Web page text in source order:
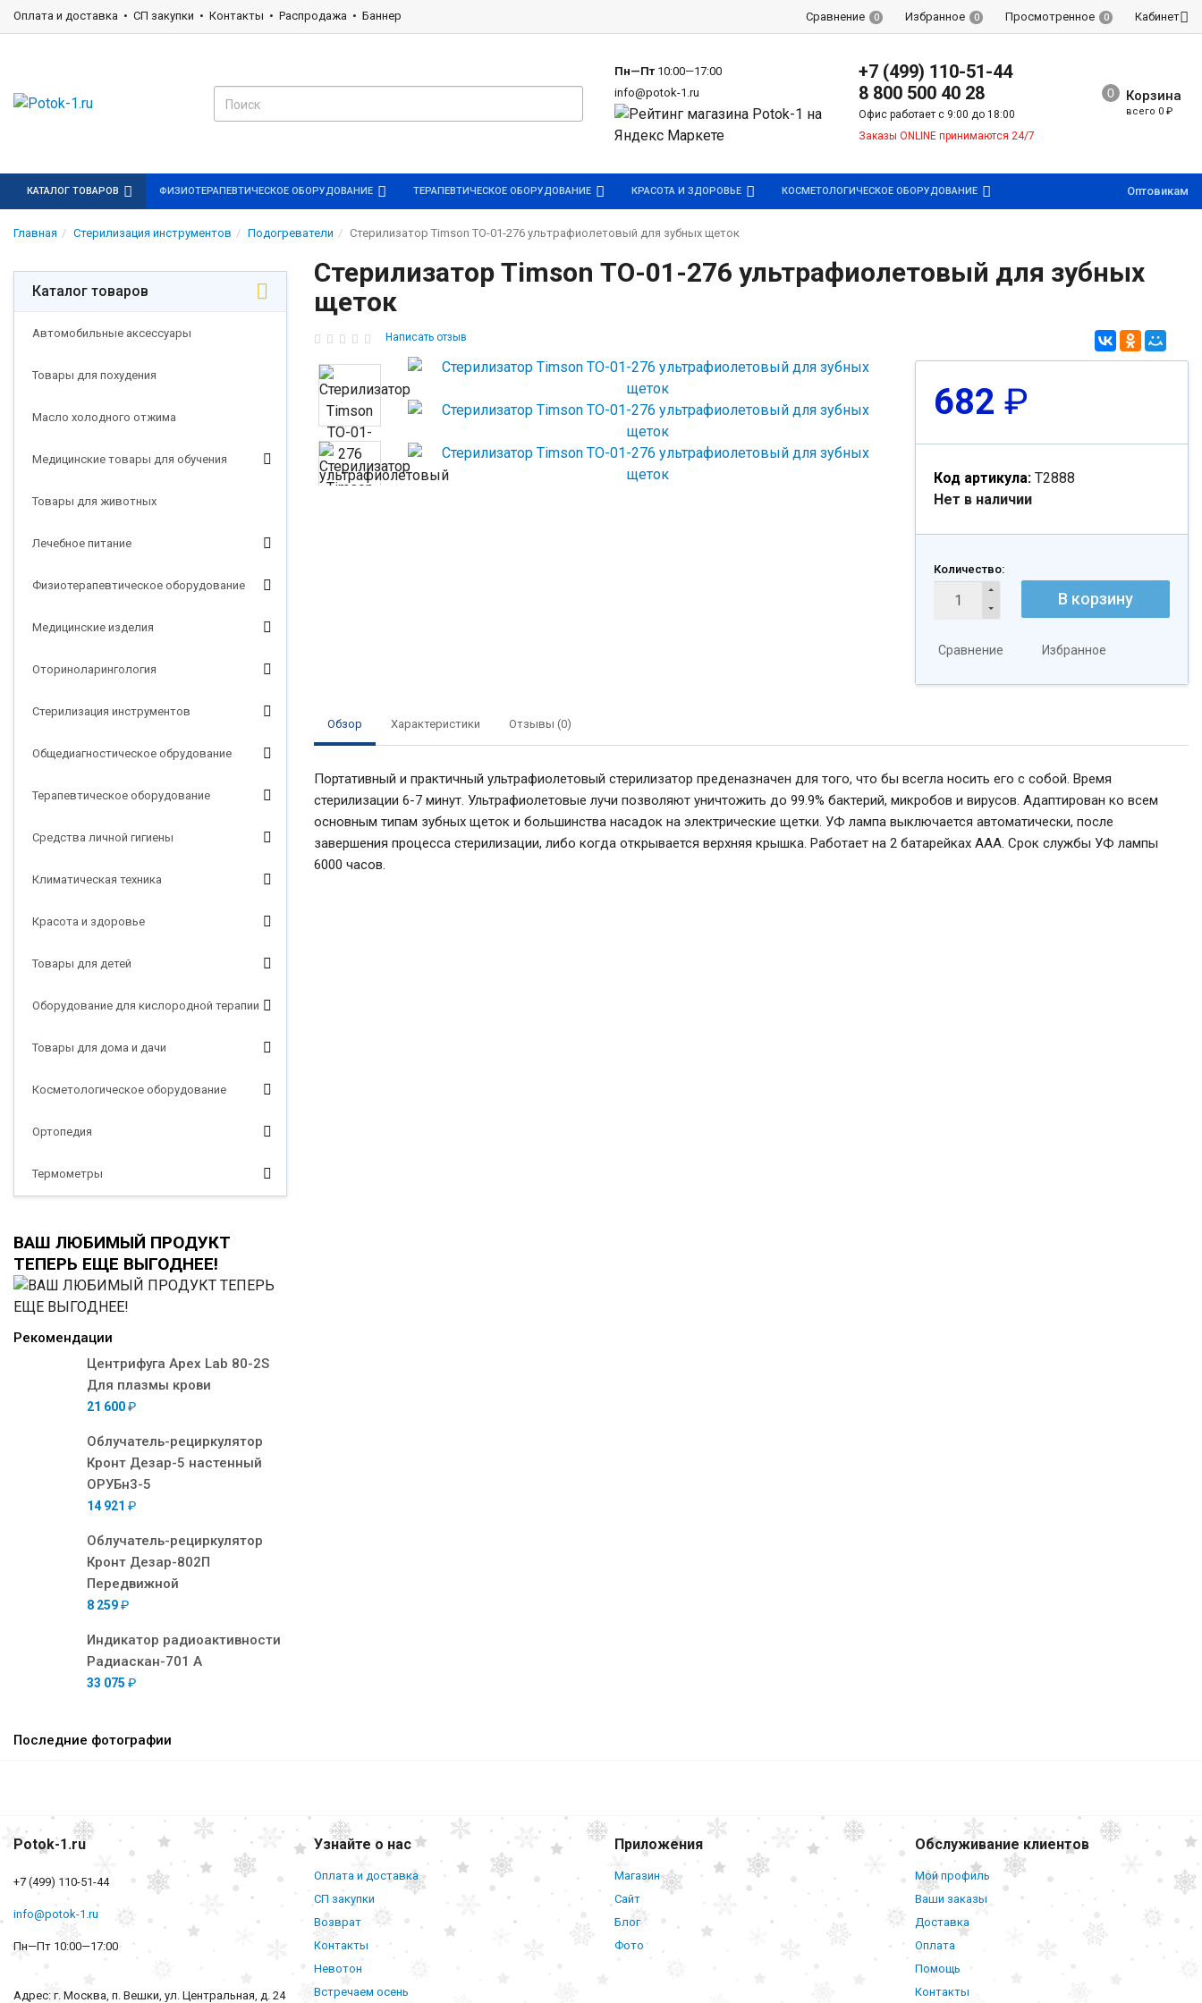
Оплата и доставка СП закупки Контакты Распродажа Баннер Сравнение 0 Избранное 0 Просмотренное 0 Кабинет
Пн—Пт10:00—17:00
info@potok-1.ru
+7 (499) 110-51-44
8 800 500 40 28
Офис работает с 9:00 до 18:00
Заказы ONLINE принимаются 24/7
Корзина
всего 0 ₽
КАТАЛОГ ТОВАРОВ ФИЗИОТЕРАПЕВТИЧЕСКОЕ ОБОРУДОВАНИЕ ТЕРАПЕВТИЧЕСКОЕ ОБОРУДОВАНИЕ КРАСОТА И ЗДОРОВЬЕ КОСМЕТОЛОГИЧЕСКОЕ ОБОРУДОВАНИЕ Оптовикам
Главная Стерилизация инструментов Подогреватели Стерилизатор Timson ТО-01-276 ультрафиолетовый для зубных щеток
Каталог товаров
Автомобильные аксессуары
Товары для похудения
Масло холодного отжима
Медицинские товары для обучения
Товары для животных
Лечебное питание
Физиотерапевтическое оборудование
Медицинские изделия
Оториноларингология
Стерилизация инструментов
Общедиагностическое обрудование
Терапевтическое оборудование
Средства личной гигиены
Климатическая техника
Красота и здоровье
Товары для детей
Оборудование для кислородной терапии
Товары для дома и дачи
Косметологическое оборудование
Ортопедия
Термометры
ВАШ ЛЮБИМЫЙ ПРОДУКТ
ТЕПЕРЬ ЕЩЕ ВЫГОДНЕЕ!
Рекомендации
Центрифуга Apex Lab 80-2S
Для плазмы крови
21 600₽
Облучатель-рециркулятор
Кронт Дезар-5 настенный
ОРУБн3-5
14 921 ₽
Облучатель-рециркулятор
Кронт Дезар-802П
Передвижной
8 259₽
Индикатор радиоактивности
Радиаскан-701 А
33 075 ₽
Последние фотографии
Стерилизатор Timson ТО-01-276 ультрафиолетовый для зубных
щеток
Написать отзыв
682 ₽
Код артикула: T2888
Нет в наличии
Количество:
В корзину
Сравнение Избранное
Обзор Характеристики Отзывы (0)
Портативный и практичный ультрафиолетовый стерилизатор преденазначен для того, что бы всегла носить его с собой. Время
стерилизации 6-7 минут. Ультрафиолетовые лучи позволяют уничтожить до 99.9% бактерий, микробов и вирусов. Адаптирован ко всем
основным типам зубных щеток и большинства насадок на электрические щетки. УФ лампа выключается автоматически, после
завершения процесса стерилизации, либо когда открывается верхняя крышка. Работает на 2 батарейках ААА. Срок службы УФ лампы
6000 часов.
Potok-1.ru
+7 (499) 110-51-44
info@potok-1.ru
Пн—Пт 10:00—17:00
Адрес: г. Москва, п. Вешки, ул. Центральная, д. 24
Узнайте о нас
Оплата и доставка
СП закупки
Возврат
Контакты
Невотон
Встречаем осень
Приложения
Магазин
Сайт
Блог
Фото
Обслуживание клиентов
Мой профиль
Ваши заказы
Доставка
Оплата
Помощь
Контакты